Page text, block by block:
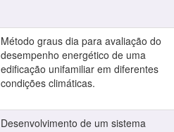
Método graus dia para avaliação do
desempenho energético de uma
edificação unifamiliar em diferentes
condições climáticas.
Desenvolvimento de um sistema